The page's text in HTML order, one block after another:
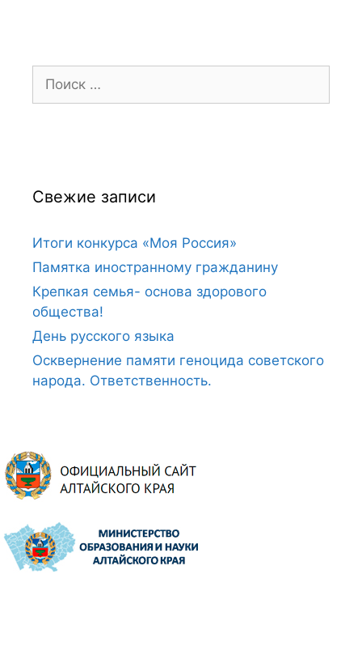
Поиск:
Свежие записи
Итоги конкурса «Моя Россия»
Памятка иностранному гражданину
Крепкая семья- основа здорового
общества!
День русского языка
Осквернение памяти геноцида советского
народа. Ответственность.